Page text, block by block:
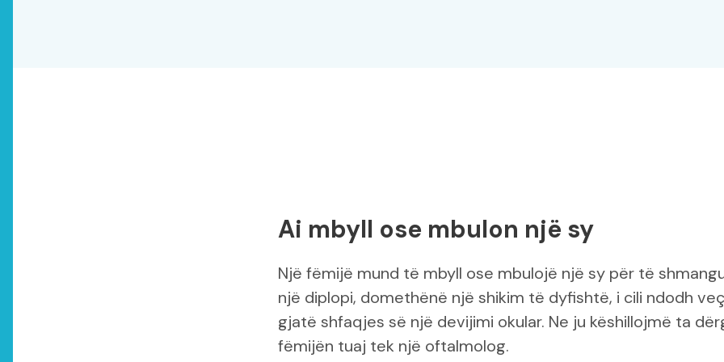
Ai mbyll ose mbulon një sy
Një fëmijë mund të mbyll ose mbulojë një sy për të
një diplopi, domethënë një shikim të dyfishtë, i cili ndodh
gjatë shfaqjes së një devijimi okular. Ne ju këshillojmë ta
fëmijën tuaj tek një oftalmolog.